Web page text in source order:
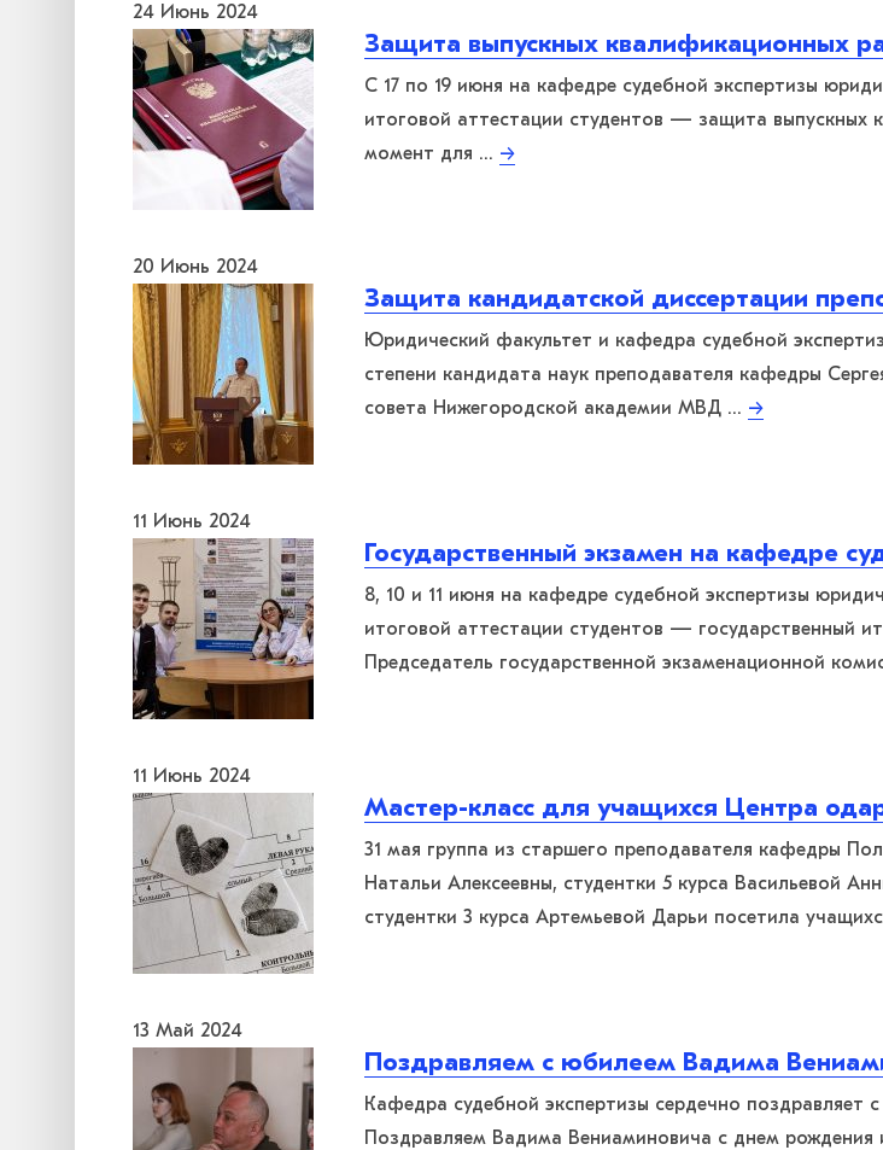
24 Июнь 2024
Защита выпускных квалификационных
С 17 по 19 июня на кафедре судебной экспертизы
итоговой аттестации студентов — защита
момент для … →
20 Июнь 2024
Защита кандидатской диссертации
Юридический факультет и кафедра судебной
степени кандидата наук преподавателя кафедры
совета Нижегородской академии МВД … →
11 Июнь 2024
Государственный экзамен на кафедре
8, 10 и 11 июня на кафедре судебной экспертизы
итоговой аттестации студентов — государственный
Председатель государственной экзаменационной
11 Июнь 2024
Мастер-класс для учащихся Центра
31 мая группа из старшего преподавателя кафедры
Натальи Алексеевны, студентки 5 курса Васильевой
студентки 3 курса Артемьевой Дарьи посетила
13 Май 2024
Поздравляем с юбилеем Вадима
Кафедра судебной экспертизы сердечно
Поздравляем Вадима Вениаминовича с днем